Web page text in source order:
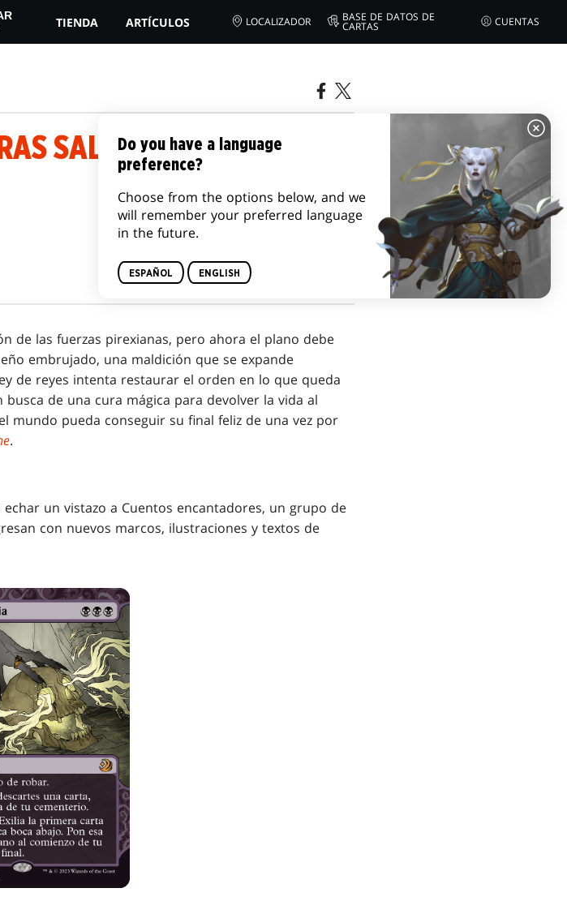
TIENDA ARTÍCULOS LOCALIZADOR BASE DE DATOS DE
CARTAS CUENTAS
SALVAJES DE
de las fuerzas pirexianas, pero ahora el plano debe
embrujado, una maldición que se expande
de reyes intenta restaurar el orden en lo que queda
de una cura mágica para devolver la vida al
mundo pueda conseguir su final feliz de una vez por
.
un vistazo a Cuentos encantadores, un grupo de
con nuevos marcos, ilustraciones y textos de
Do you have a language
preference?
Choose from the options below, and we
will remember your preferred language
in the future.
ESPAÑOL ENGLISH